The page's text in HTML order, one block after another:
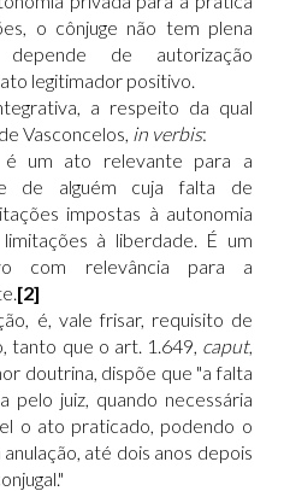
o cônjuge não tem plena
de autorização
legitimador positivo.
a respeito da qual
Vasconcelos, in verbis:
é um ato relevante para a
de alguém cuja falta de
impostas à autonomia
à liberdade. É um
com relevância para a
[2]
é, vale frisar, requisito de
tanto que o art. 1.649, caput,
doutrina, dispõe que "a falta
pelo juiz, quando necessária
o ato praticado, podendo o
até dois anos depois